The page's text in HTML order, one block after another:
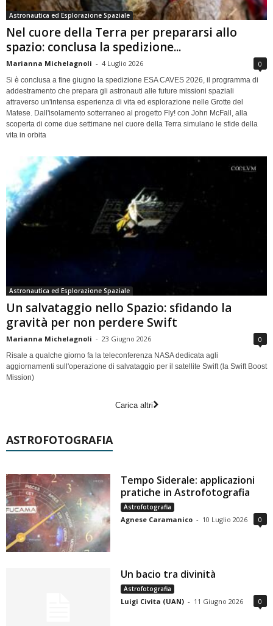
Astronautica ed Esplorazione Spaziale
Nel cuore della Terra per prepararsi allo
spazio: conclusa la spedizione...
Marianna Michelagnoli - 4 Luglio 2026 0
Si è conclusa a fine giugno la spedizione ESA CAVES 2026, il programma di
addestramento che prepara gli astronauti alle future missioni spaziali
attraverso un'intensa esperienza di vita ed esplorazione nelle Grotte del
Matese. Dall'isolamento sotterraneo al progetto Fly! con John McFall, alla
scoperta di come due settimane nel cuore della Terra simulano le sfide della
vita in orbita
Astronautica ed Esplorazione Spaziale
Un salvataggio nello Spazio: sfidando la
gravità per non perdere Swift
Marianna Michelagnoli - 23 Giugno 2026 0
Risale a qualche giorno fa la teleconferenza NASA dedicata agli
aggiornamenti sull'operazione di salvataggio per il satellite Swift (la Swift Boost
Mission)
Carica altri
ASTROFOTOGRAFIA
Tempo Siderale: applicazioni
pratiche in Astrofotografia
Astrofotografia
Agnese Caramanico - 10 Luglio 2026 0
Un bacio tra divinità
Astrofotografia
Luigi Civita (UAN) - 11 Giugno 2026 0